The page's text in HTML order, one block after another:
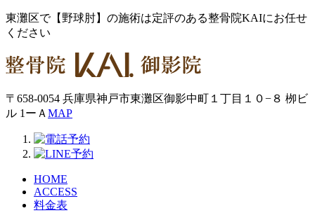
東灘区で【野球肘】の施術は定評のある整骨院KAIにお任せ
ください
〒658-0054 兵庫県神戸市東灘区御影中町１丁目１０−８ 栁ビ
ル 1ーＡ MAP
HOME
ACCESS
料金表